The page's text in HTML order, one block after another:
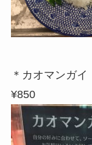
＊カオマンガ
¥850